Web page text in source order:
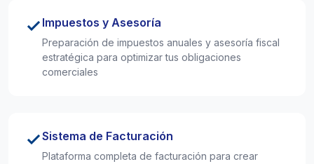
Impuestos y Asesoría
Preparación de impuestos anuales y asesoría fiscal
estratégica para optimizar tus obligaciones
comerciales
Sistema de Facturación
Plataforma completa de facturación para crear